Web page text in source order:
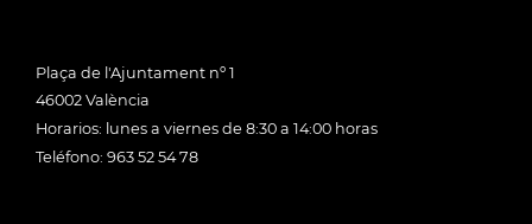
Plaça de l'Ajuntament nº 1
46002 València
Horarios: lunes a viernes de 8:30 a 14:00 horas
Teléfono: 963 52 54 78